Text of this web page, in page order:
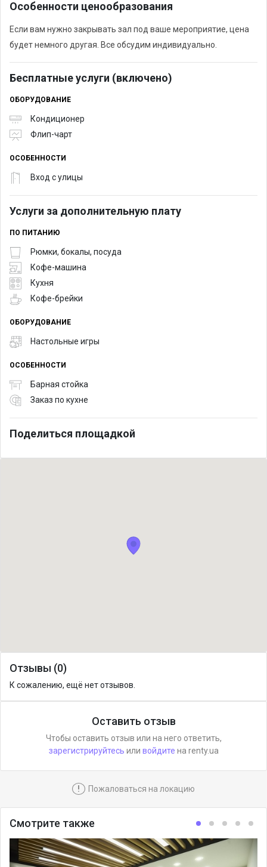
Особенности ценообразования
Если вам нужно закрывать зал под ваше мероприятие, цена
будет немного другая. Все обсудим индивидуально.
Бесплатные услуги (включено)
ОБОРУДОВАНИЕ
Кондиционер
Флип-чарт
ОСОБЕННОСТИ
Вход с улицы
Услуги за дополнительную плату
ПО ПИТАНИЮ
Рюмки, бокалы, посуда
Кофе-машина
Кухня
Кофе-брейки
ОБОРУДОВАНИЕ
Настольные игры
ОСОБЕННОСТИ
Барная стойка
Заказ по кухне
Поделиться площадкой
Отзывы (0)
К сожалению, ещё нет отзывов.
Оставить отзыв
Чтобы оставить отзыв или на него ответить,
зарегистрируйтесь или войдите на renty.ua
! Пожаловаться на локацию
Смотрите также